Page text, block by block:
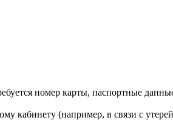
номер карты, паспортные
кабинету (например, в связи с